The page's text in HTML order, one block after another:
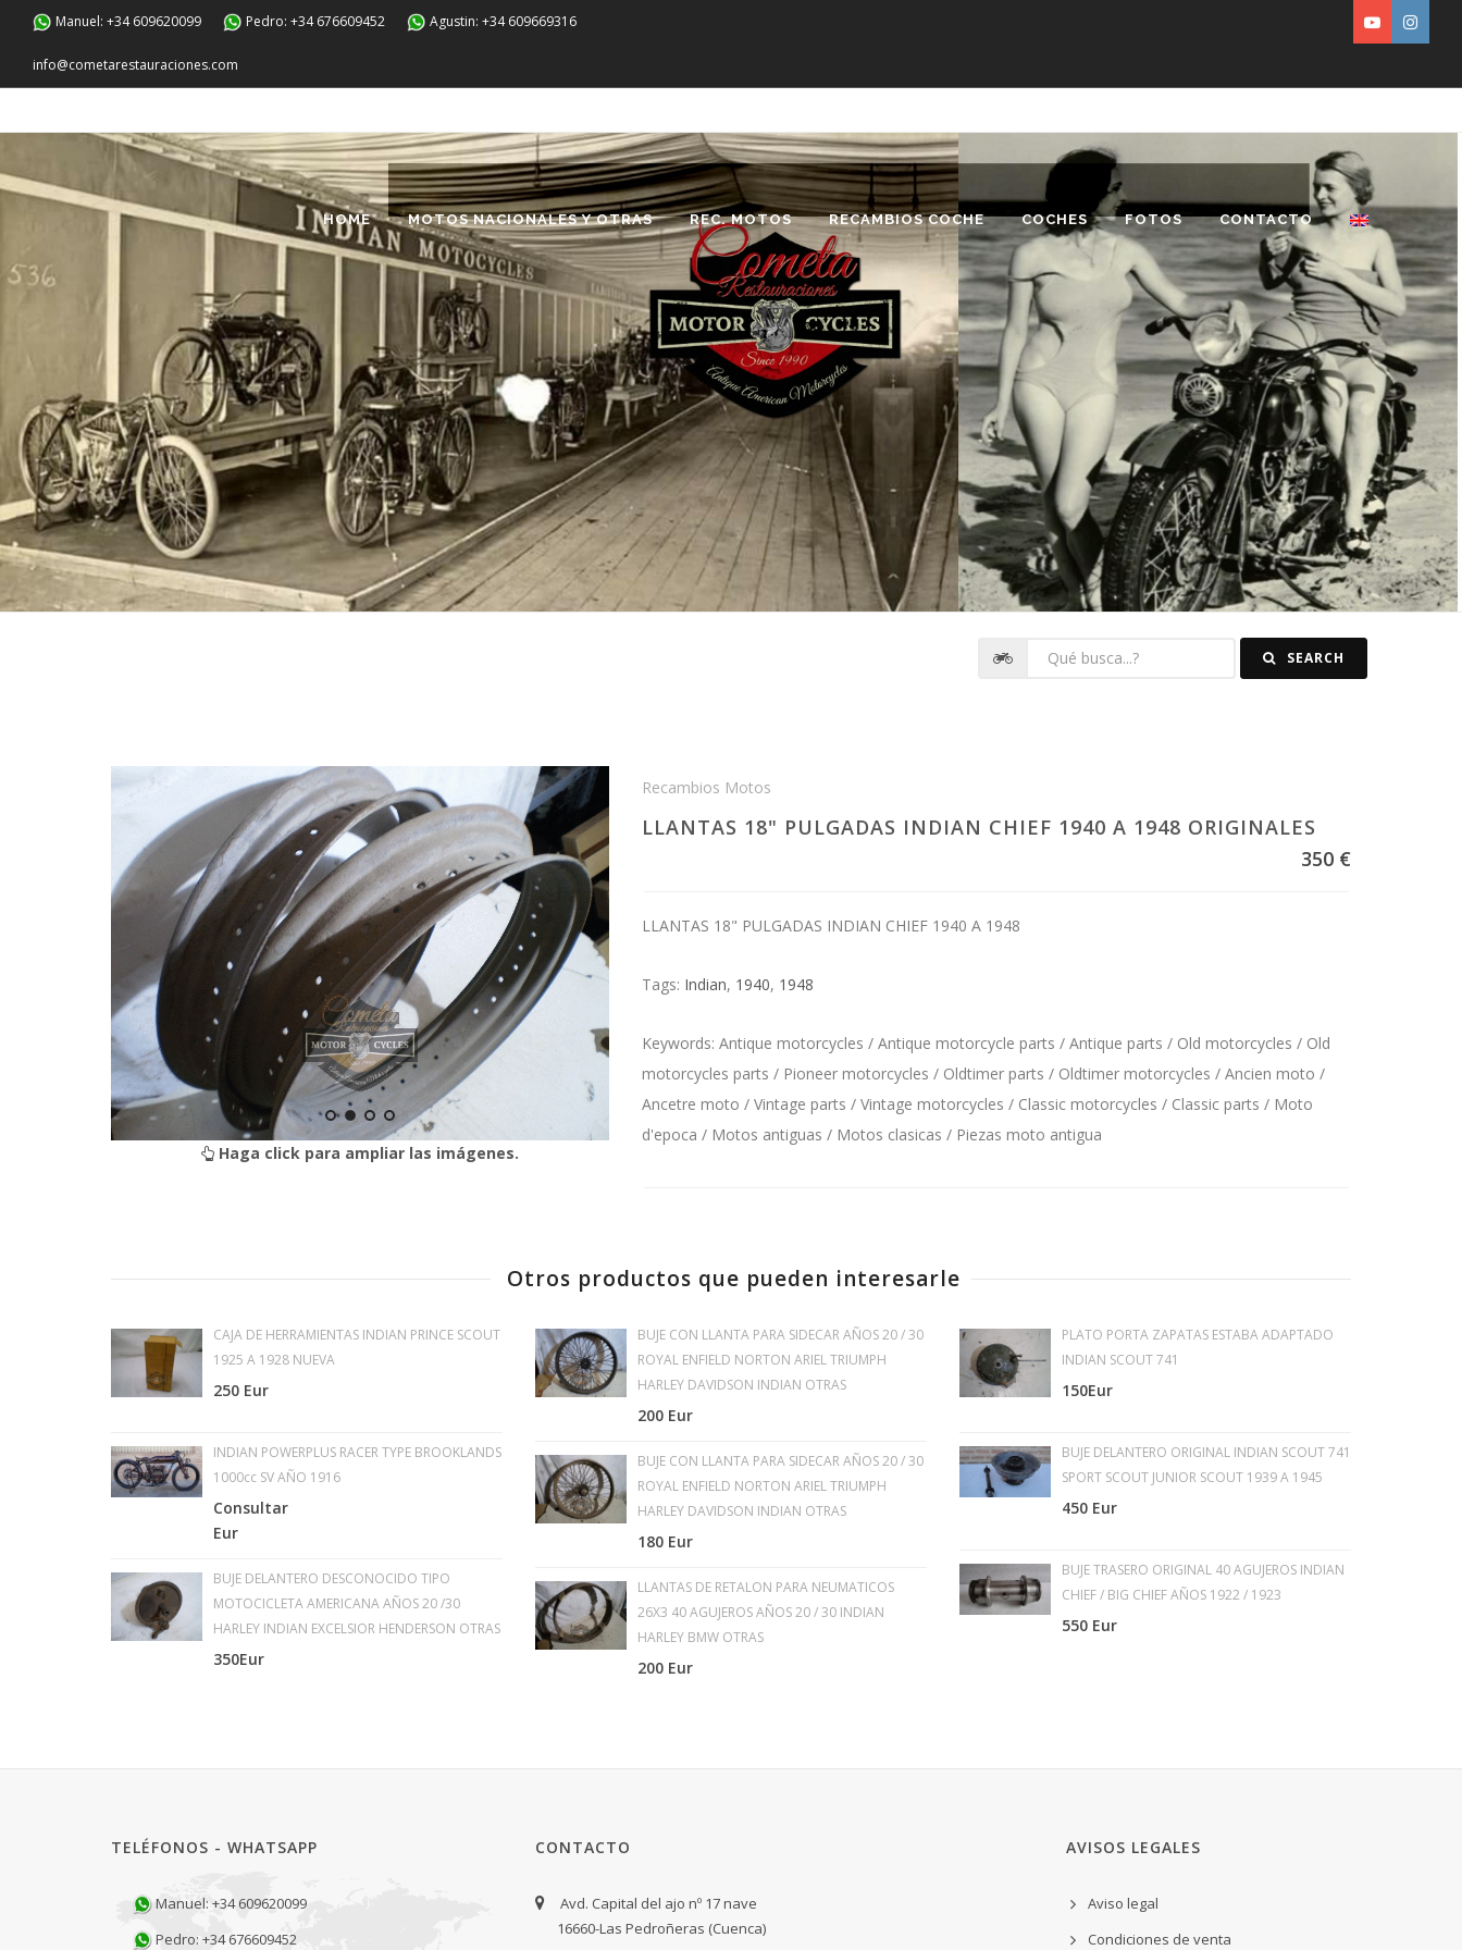
Manuel: +34 609620099 Pedro: +34 676609452 Agustin: +34 609669316
info@cometarestauraciones.com
HOME MOTOS NACIONALES Y OTRAS REC. MOTOS RECAMBIOS COCHE COCHES FOTOS CONTACTO
SEARCH
Haga click para ampliar las imágenes.
Recambios Motos
LLANTAS 18" PULGADAS INDIAN CHIEF 1940 A 1948 ORIGINALES
350 €
LLANTAS 18" PULGADAS INDIAN CHIEF 1940 A 1948
Tags: Indian, 1940, 1948
Keywords: Antique motorcycles / Antique motorcycle parts / Antique parts / Old motorcycles / Old
motorcycles parts / Pioneer motorcycles / Oldtimer parts / Oldtimer motorcycles / Ancien moto /
Ancetre moto / Vintage parts / Vintage motorcycles / Classic motorcycles / Classic parts / Moto
d'epoca / Motos antiguas / Motos clasicas / Piezas moto antigua
Otros productos que pueden interesarle
CAJA DE HERRAMIENTAS INDIAN PRINCE SCOUT
1925 A 1928 NUEVA
250 Eur
INDIAN POWERPLUS RACER TYPE BROOKLANDS
1000cc SV AÑO 1916
Consultar
Eur
BUJE DELANTERO DESCONOCIDO TIPO
MOTOCICLETA AMERICANA AÑOS 20 /30
HARLEY INDIAN EXCELSIOR HENDERSON OTRAS
350Eur
BUJE CON LLANTA PARA SIDECAR AÑOS 20 / 30
ROYAL ENFIELD NORTON ARIEL TRIUMPH
HARLEY DAVIDSON INDIAN OTRAS
200 Eur
BUJE CON LLANTA PARA SIDECAR AÑOS 20 / 30
ROYAL ENFIELD NORTON ARIEL TRIUMPH
HARLEY DAVIDSON INDIAN OTRAS
180 Eur
LLANTAS DE RETALON PARA NEUMATICOS
26X3 40 AGUJEROS AÑOS 20 / 30 INDIAN
HARLEY BMW OTRAS
200 Eur
PLATO PORTA ZAPATAS ESTABA ADAPTADO
INDIAN SCOUT 741
150Eur
BUJE DELANTERO ORIGINAL INDIAN SCOUT 741
SPORT SCOUT JUNIOR SCOUT 1939 A 1945
450 Eur
BUJE TRASERO ORIGINAL 40 AGUJEROS INDIAN
CHIEF / BIG CHIEF AÑOS 1922 / 1923
550 Eur
TELÉFONOS - WHATSAPP
Manuel: +34 609620099
Pedro: +34 676609452
CONTACTO
Avd. Capital del ajo nº 17 nave
16660-Las Pedroñeras (Cuenca)
AVISOS LEGALES
Aviso legal
Condiciones de venta